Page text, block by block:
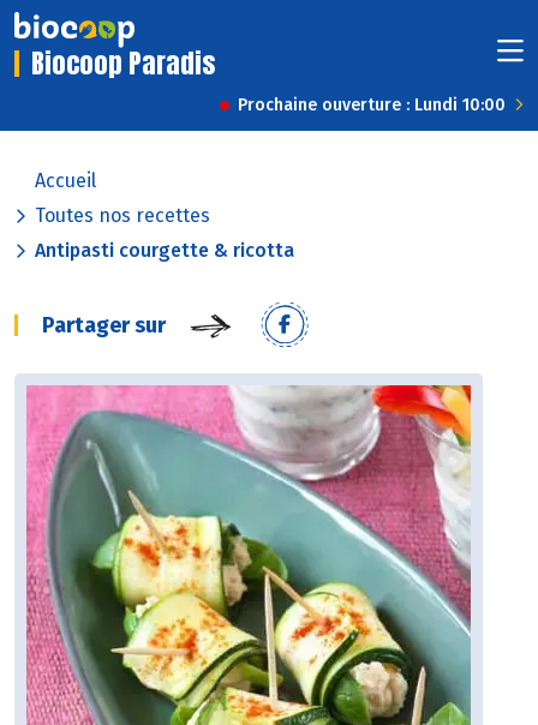
Biocoop Paradis
Prochaine ouverture : Lundi 10:00
Accueil
Toutes nos recettes
Antipasti courgette & ricotta
Partager sur